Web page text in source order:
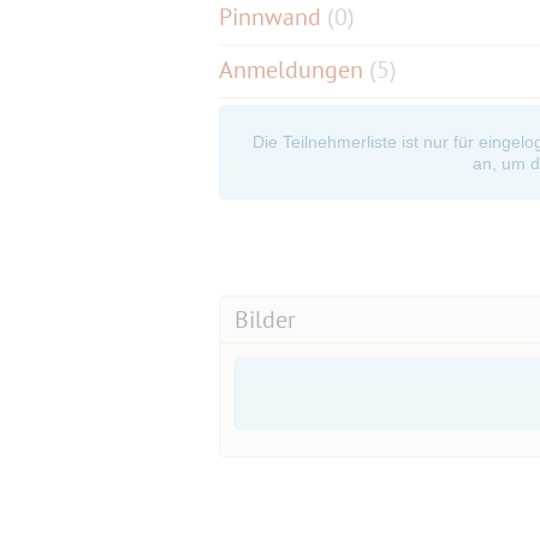
Pinnwand (0)
Anmeldungen (5)
Die Teilnehmerliste ist nur für
an, um
Bilder